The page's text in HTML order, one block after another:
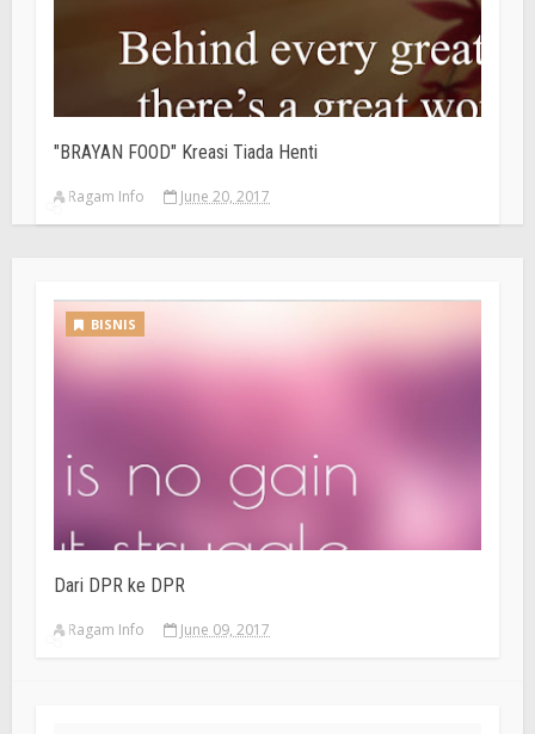
"BRAYAN FOOD" Kreasi Tiada Henti
Ragam Info June 20, 2017
Dari DPR ke DPR
BISNIS
Ragam Info June 09, 2017